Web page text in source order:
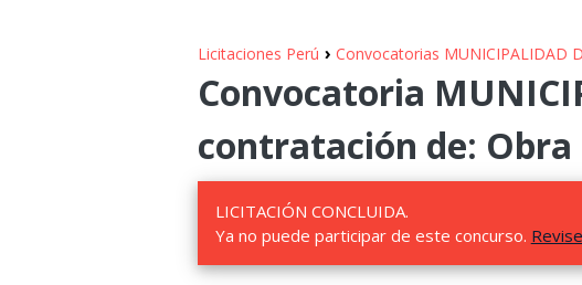
Licitaciones Perú › Convocatorias MUNICIPALIDAD
Convocatoria
contratación de: Obra
LICITACIÓN CONCLUIDA.
Ya no puede participar de este concurso.